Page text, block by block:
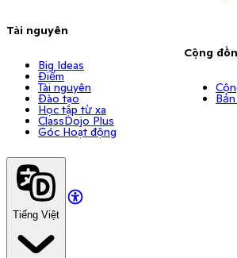
Tài nguyên
Big Ideas
Điểm
Tài nguyên
Đào tạo
Học tập từ xa
ClassDojo Plus
Góc Hoạt động
Cộng
Tiếng Việt